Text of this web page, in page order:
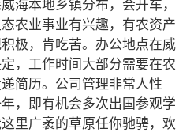
海本地乡镇分布，会开车，
农业事业有兴趣，有农资产
极，肯吃苦。办公地点在威
，工作时间大部分需要在农
简历。公司管理非常人性
，即有机会多次出国参观学
里广袤的草原任你驰骋，欢